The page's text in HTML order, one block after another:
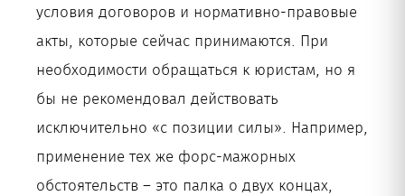
условия договоров и нормативно-правовые
акты, которые сейчас принимаются. При
необходимости обращаться к юристам, но я
бы не рекомендовал действовать
исключительно «с позиции силы». Например,
применение тех же форс-мажорных
обстоятельств – это палка о двух концах,